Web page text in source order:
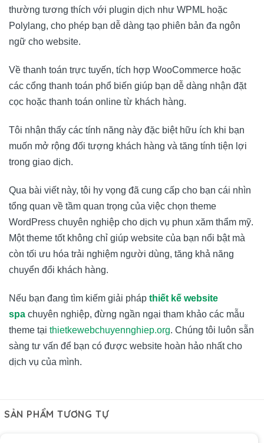
thường tương thích với plugin dịch như WPML hoặc
Polylang, cho phép bạn dễ dàng tạo phiên bản đa ngôn
ngữ cho website.
Về thanh toán trực tuyến, tích hợp WooCommerce hoặc
các cổng thanh toán phổ biến giúp bạn dễ dàng nhận đặt
cọc hoặc thanh toán online từ khách hàng.
Tôi nhận thấy các tính năng này đặc biệt hữu ích khi bạn
muốn mở rộng đối tượng khách hàng và tăng tính tiện lợi
trong giao dịch.
Qua bài viết này, tôi hy vọng đã cung cấp cho bạn cái nhìn
tổng quan về tầm quan trọng của việc chọn theme
WordPress chuyên nghiệp cho dịch vụ phun xăm thẩm mỹ.
Một theme tốt không chỉ giúp website của bạn nổi bật mà
còn tối ưu hóa trải nghiệm người dùng, tăng khả năng
chuyển đổi khách hàng.
Nếu bạn đang tìm kiếm giải pháp thiết kế website
spa chuyên nghiệp, đừng ngần ngại tham khảo các mẫu
theme tại thietkewebchuyennghiep.org. Chúng tôi luôn sẵn
sàng tư vấn để bạn có được website hoàn hảo nhất cho
dịch vụ của mình.
SẢN PHẨM TƯƠNG TỰ